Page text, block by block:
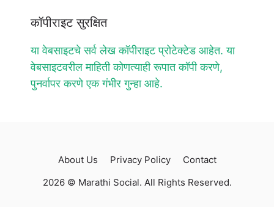
कॉपीराइट सुरक्षित
या वेबसाइटचे सर्व लेख कॉपीराइट प्रोटेक्टेड आहेत. या
वेबसाइटवरील माहिती कोणत्याही रूपात कॉपी करणे,
पुनर्वापर करणे एक गंभीर गुन्हा आहे.
About Us Privacy Policy
Contact
2026 © Marathi Social. All Rights Reserved.